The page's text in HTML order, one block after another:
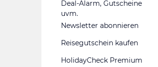
Deal-Alarm, Gutscheine
uvm.
Newsletter abonnieren
Reisegutschein kaufen
HolidayCheck Premium